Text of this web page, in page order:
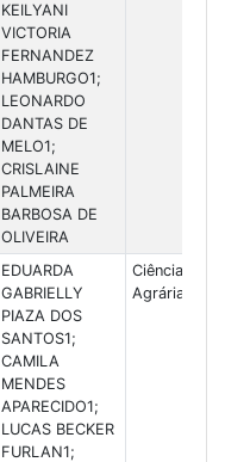
KEILYANI
VICTORIA
FERNANDEZ
HAMBURGO1;
LEONARDO
DANTAS DE
MELO1;
CRISLAINE
PALMEIRA
BARBOSA DE
OLIVEIRA
EDUARDA
GABRIELLY
PIAZA DOS
SANTOS1;
CAMILA
MENDES
APARECIDO1;
LUCAS BECKER
FURLAN1;
Ciências
Agrárias